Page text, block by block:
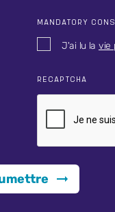
MANDATORY
J'ai lu la vie
RECAPTCHA